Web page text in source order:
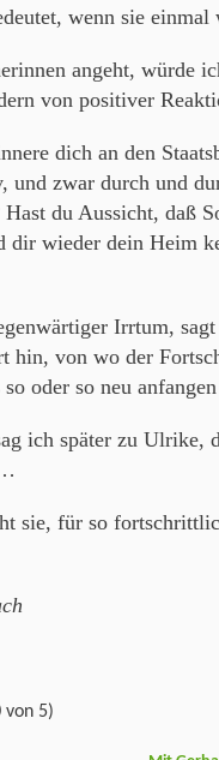
wenn sie einmal
angeht, würde
von positiver
dich an den
und zwar durch und
Hast du Aussicht, daß
dir wieder dein Heim
Irrtum,
hin, von wo der
oder so neu
ich später zu Ulrike,
sie, für so
von 5)